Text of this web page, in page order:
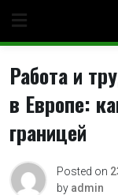
content
Работа и
в Европе:
границей
Posted on
by admin